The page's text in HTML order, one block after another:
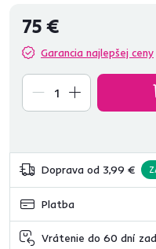
75 €
Garancia najlepšej ceny
Doprava od 3,99 €
Platba
Vrátenie do 60 dní